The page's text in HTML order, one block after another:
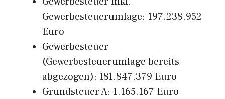
Gewerbesteuerumlage: 197.238.952
Euro
Gewerbesteuer
(Gewerbesteuerumlage bereits
abgezogen): 181.847.379 Euro
Grundsteuer A: 1.165.167 Euro